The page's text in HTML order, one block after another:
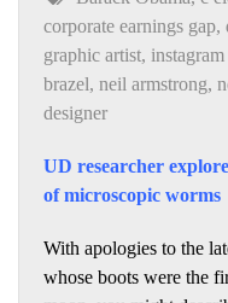
corporate earnings gap,
graphic artist,
brazel, neil armstrong,
designer
UD researcher
of microscopic worms
With apologies to the
whose boots were the